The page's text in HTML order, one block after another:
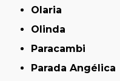
Olaria
Olinda
Paracambi
Parada Angélica